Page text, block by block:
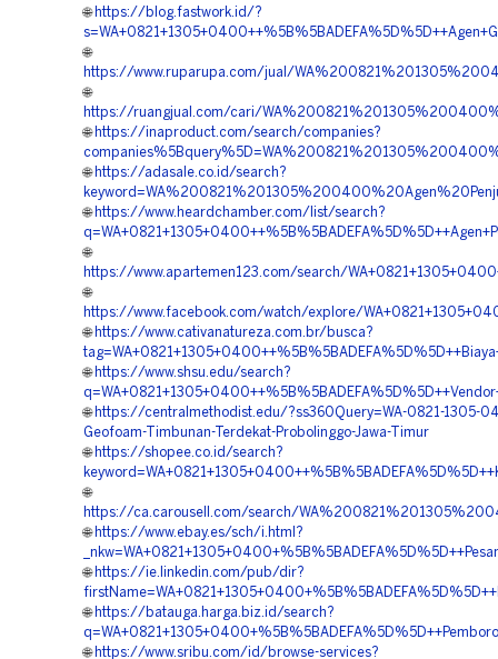
🌐 https://blog.fastwork.id/?
🌐
https://www.ruparupa.com/jual/
🌐
https://ruangjual.com/cari/
🌐 https://inaproduct.com/search/companies?
🌐 https://adasale.co.id/search?
🌐 https://www.heardchamber.com/list/search?
🌐
https://www.apartemen123.com/search/
🌐
https://www.facebook.com/watch/explore/
🌐 https://www.cativanatureza.com.br/busca?
🌐 https://www.shsu.edu/search?
🌐 https://centralmethodist.edu/?ss360Query=WA-0821-1305-
Geofoam-Timbunan-Terdekat-Probolinggo-Jawa-Timur
🌐 https://shopee.co.id/search?
🌐
https://ca.carousell.com/search/
🌐 https://www.ebay.es/sch/i.html?
🌐 https://ie.linkedin.com/pub/dir?
🌐 https://batauga.harga.biz.id/search?
🌐 https://www.sribu.com/id/browse-services?